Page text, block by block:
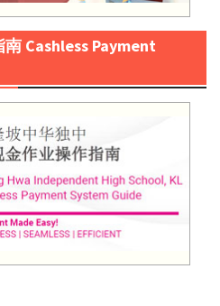
Cashless Payment